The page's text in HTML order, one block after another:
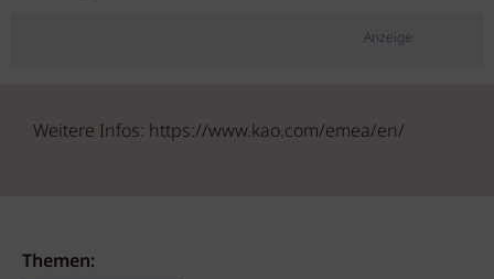
Anzeige
Weitere Infos: https://www.kao.com/emea/en/
Themen: